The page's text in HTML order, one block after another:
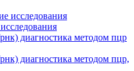
исследования
диагностика методом пцр
диагностика методом пцр,